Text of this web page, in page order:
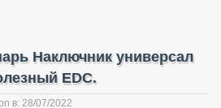
Наключник универсал
EDC.
в: 28/07/2022